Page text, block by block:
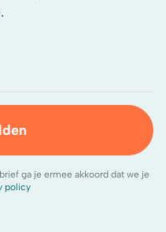
ga je ermee akkoord dat we je
policy